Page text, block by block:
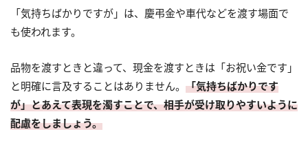
「気持ちばかりですが」は、慶弔金や車代などを渡す場面で
も使われます。
品物を渡すときと違って、現金を渡すときは「お祝い金です」
と明確に言及することはありません。 「気持ちばかりです
が」とあえて表現を濁すことで、相手が受け取りやすいように
配慮をしましょう。